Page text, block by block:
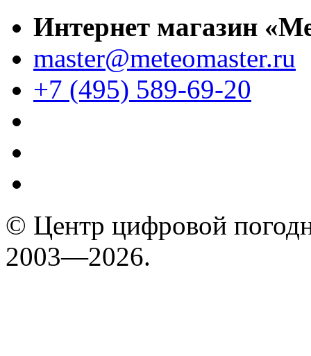
Интернет магазин
master@meteomaster.ru
+7 (495) 589-69-20
© Центр цифровой
2003—2026.